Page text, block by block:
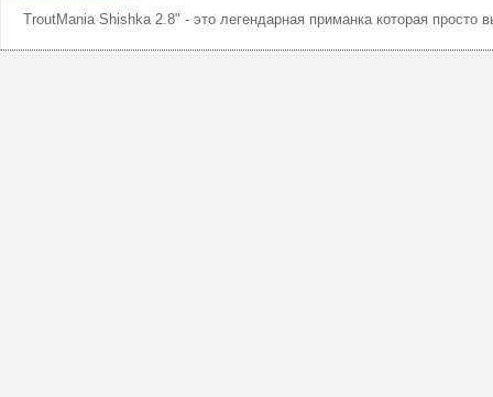
TroutMania Shishka 2.8" - это легендарная приманка которая